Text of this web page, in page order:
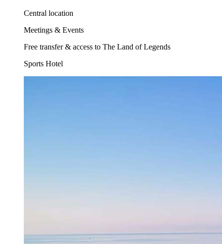
Central location
Meetings & Events
Free transfer & access to The Land of Legends
Sports Hotel